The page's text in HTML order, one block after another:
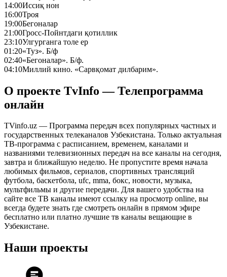
14:00Иссиқ нон
16:00Троя
19:00Бегоналар
21:00Гросс-Пойнтдаги қотиллик
23:10Улгурганга толе ер
01:20«Туз». Б/ф
02:40«Бегоналар». Б/ф.
04:10Миллий кино. «Сарвқомат дилбарим».
О проекте TvInfo — Телепрограмма
онлайн
TVinfo.uz — Программа передач всех популярных частных и
государственных телеканалов Узбекистана. Только актуальная
ТВ-программа с расписанием, временем, каналами и
названиями телевизионных передач на все каналы на сегодня,
завтра и ближайшую неделю. Не пропустите время начала
любимых фильмов, сериалов, спортивных трансляций
футбола, баскетбола, ufc, mma, бокс, новости, музыка,
мультфильмы и другие передачи. Для вашего удобства на
сайте все ТВ каналы имеют ссылку на просмотр online, вы
всегда будете знать где смотреть онлайн в прямом эфире
бесплатно или платно лучшие тв каналы вещающие в
Узбекистане.
Наши проекты